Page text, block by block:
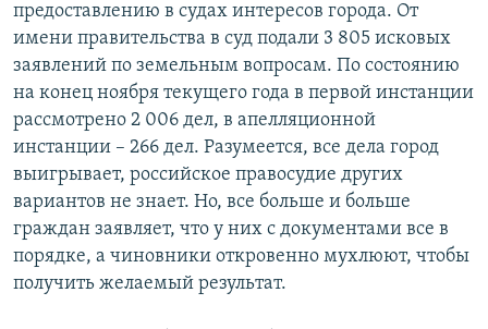
предоставлению в судах интересов города. От
имени правительства в суд подали 3 805 исковых
заявлений по земельным вопросам. По состоянию
на конец ноября текущего года в первой инстанции
рассмотрено 2 006 дел, в апелляционной
инстанции – 266 дел. Разумеется, все дела город
выигрывает, российское правосудие других
вариантов не знает. Но, все больше и больше
граждан заявляет, что у них с документами все в
порядке, а чиновники откровенно мухлюют, чтобы
получить желаемый результат.